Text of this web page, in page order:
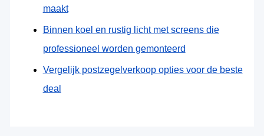
maakt
Binnen koel en rustig licht met screens die
professioneel worden gemonteerd
Vergelijk postzegelverkoop opties voor de beste
deal